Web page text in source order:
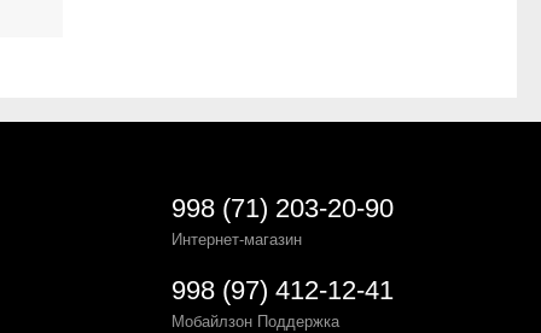
998 (71) 203-20-90
Интернет-магазин
998 (97) 412-12-41
Мобайлзон Поддержка